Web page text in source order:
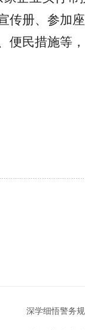
传册、参加
便民措施等
深学细悟警务